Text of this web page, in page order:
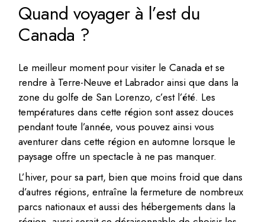
Quand voyager à l’est du
Canada ?
Le meilleur moment pour visiter le Canada et se
rendre à Terre-Neuve et Labrador ainsi que dans la
zone du golfe de San Lorenzo, c’est l’été. Les
températures dans cette région sont assez douces
pendant toute l’année, vous pouvez ainsi vous
aventurer dans cette région en automne lorsque le
paysage offre un spectacle à ne pas manquer.
L’hiver, pour sa part, bien que moins froid que dans
d’autres régions, entraîne la fermeture de nombreux
parcs nationaux et aussi des hébergements dans la